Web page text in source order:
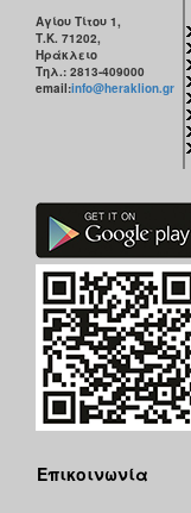
Αγίου Τίτου 1,
Τ.Κ. 71202,
Ηράκλειο
Τηλ.: 2813-409000
email:info@heraklion.gr
Επικοινωνία